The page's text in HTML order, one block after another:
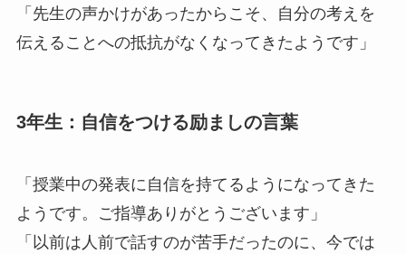
「先生の声かけがあったからこそ、自分の考えを
伝えることへの抵抗がなくなってきたようです」
3年生：自信をつける励ましの言葉
「授業中の発表に自信を持てるようになってきた
ようです。ご指導ありがとうございます」
「以前は人前で話すのが苦手だったのに、今では